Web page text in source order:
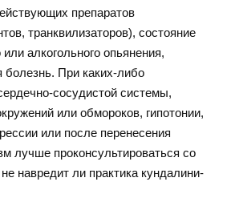
препаратов
транквилизаторов), состояние
или алкогольного опьянения,
болезнь. При каких-либо
сосудистой системы,
или обмороков, гипотонии,
или после перенесения
лучше проконсультироваться со
навредит ли практика кундалини-